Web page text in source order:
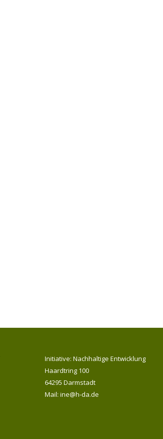
Initiative: Nachhaltige Entwicklung
Haardtring 100
64295 Darmstadt
Mail: ine@h-da.de